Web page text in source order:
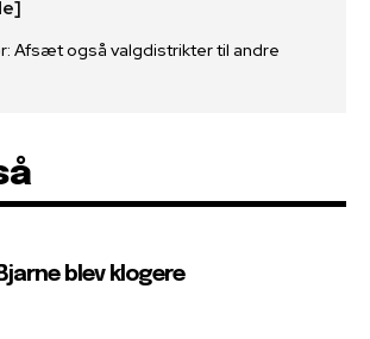
Afsæt også valgdistrikter til andre
blev klogere